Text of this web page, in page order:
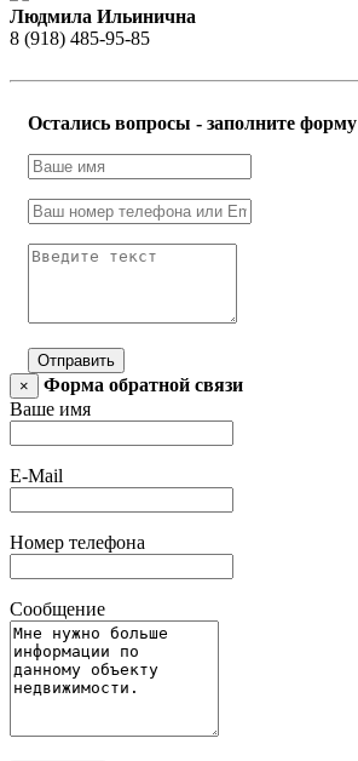
Людмила Ильинична
8 (918) 485-95-85
Остались вопросы - заполните форму
Отправить
×
Форма обратной связи
Ваше имя
E-Mail
Номер телефона
Сообщение